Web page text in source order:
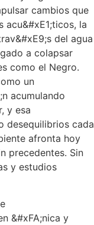
cambios que
acu&#xE1;ticos, la
del agua
a colapsar
como el Negro.
un
acumulando
y esa
desequilibrios cada
afronta hoy
precedentes. Sin
y estudios
&#xFA;nica y